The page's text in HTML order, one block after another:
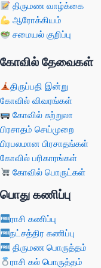
திருமண வாழ்க்கை
ஆரோக்கியம்
சமையல் குறிப்பு
கோவில் தேவைகள்
திருப்பதி இன்று
கோவில் விவரங்கள்
கோவில் சுற்றுலா
பிரசாதம் செய்முறை
பிரபலமான பிரசாதங்கள்
கோவில் பரிகாரங்கள்
கோவில் பொருட்கள்
பொது கணிப்பு
ராசி கணிப்பு
நட்சத்திர கணிப்பு
திருமண பொருத்தம்
ராசி கல் பொருத்தம்